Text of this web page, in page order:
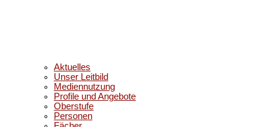
Aktuelles
Unser Leitbild
Mediennutzung
Profile und Angebote
Oberstufe
Personen